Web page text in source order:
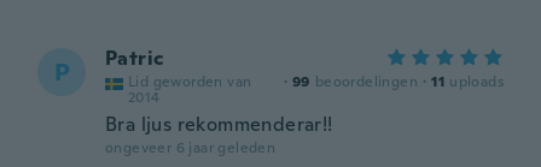
P Patric
Lid geworden van
2014
· 99 beoordelingen · 11 uploads
Bra ljus rekommenderar!!
ongeveer 6 jaar geleden